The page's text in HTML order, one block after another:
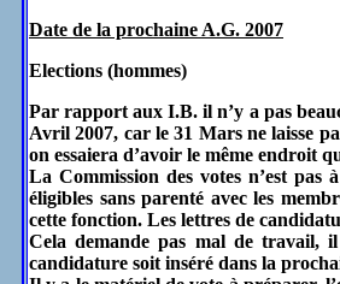
Date de la prochaine A.G. 2007
Elections (hommes)
Par rapport aux I.B. il n’y a pas
Avril 2007, car le 31 Mars ne laisse
on essaiera d’avoir le même endroit
La Commission des votes n’est
éligibles sans parenté avec les
cette fonction. Les lettres de
Cela demande pas mal de travail,
candidature soit inséré dans la